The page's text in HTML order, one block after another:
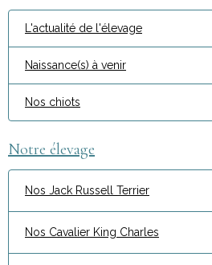
L'actualité de l'élevage
Naissance(s) à venir
Nos chiots
Notre élevage
Nos Jack Russell Terrier
Nos Cavalier King Charles